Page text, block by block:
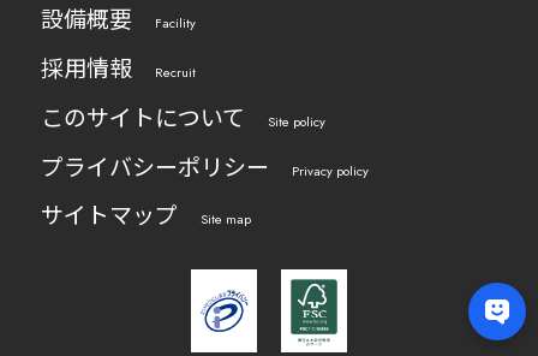
設備概要 Facility
採用情報 Recruit
このサイトについて Site policy
プライバシーポリシー Privacy policy
サイトマップ Site map